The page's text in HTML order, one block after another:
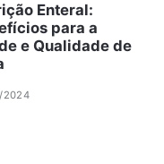
Enteral:
para a
e Qualidade de
2024